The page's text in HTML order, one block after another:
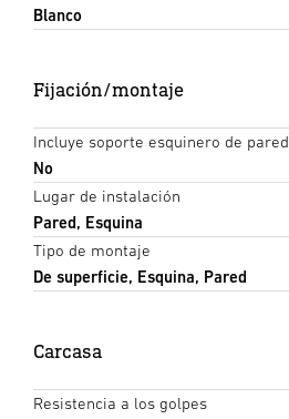
Blanco
Fijación/montaje
Incluye soporte esquinero de pared
No
Lugar de instalación
Pared, Esquina
Tipo de montaje
De superficie, Esquina, Pared
Carcasa
Resistencia a los golpes